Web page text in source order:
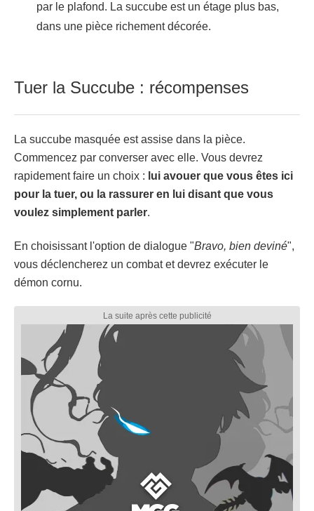
par le plafond. La succube est un étage plus bas,
dans une pièce richement décorée.
Tuer la Succube : récompenses
La succube masquée est assise dans la pièce.
Commencez par converser avec elle. Vous devrez
rapidement faire un choix : lui avouer que vous êtes ici
pour la tuer, ou la rassurer en lui disant que vous
voulez simplement parler.
En choisissant l'option de dialogue "Bravo, bien deviné",
vous déclencherez un combat et devrez exécuter le
démon cornu.